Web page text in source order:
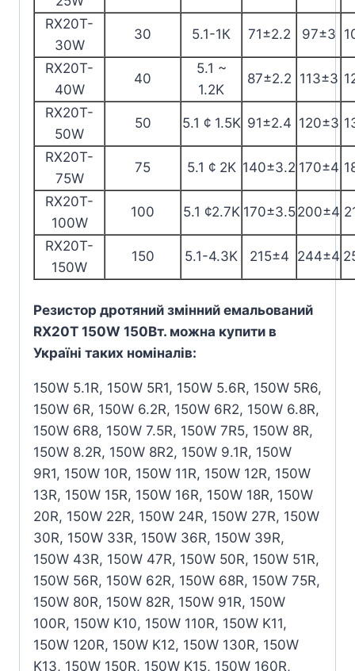
RX20T-
30W
30 5.1-1К 71±2.2 97±3
RX20T-
40W
40
5.1 ~
1.2K
87±2.2 113±3
RX20T-
50W
50 5.1 ¢ 1.5K 91±2.4 120±3
RX20T-
75W
75 5.1 ¢ 2K 140±3.2 170±4
RX20T-
100W
100 5.1 ¢2.7K 170±3.5200±4
RX20T-
150W
150 5.1-4.3K 215±4 244±4
Резистор дротяний змінний емальований
RX20T 150W 150Вт. можна купити в
Україні таких номіналів:
150W 5.1R, 150W 5R1, 150W 5.6R, 150W 5R6,
150W 6R, 150W 6.2R, 150W 6R2, 150W 6.8R,
150W 6R8, 150W 7.5R, 150W 7R5, 150W 8R,
150W 8.2R, 150W 8R2, 150W 9.1R, 150W
9R1, 150W 10R, 150W 11R, 150W 12R, 150W
13R, 150W 15R, 150W 16R, 150W 18R, 150W
20R, 150W 22R, 150W 24R, 150W 27R, 150W
30R, 150W 33R, 150W 36R, 150W 39R,
150W 43R, 150W 47R, 150W 50R, 150W 51R,
150W 56R, 150W 62R, 150W 68R, 150W 75R,
150W 80R, 150W 82R, 150W 91R, 150W
100R, 150W K10, 150W 110R, 150W K11,
150W 120R, 150W K12, 150W 130R, 150W
K13, 150W 150R, 150W K15, 150W 160R,